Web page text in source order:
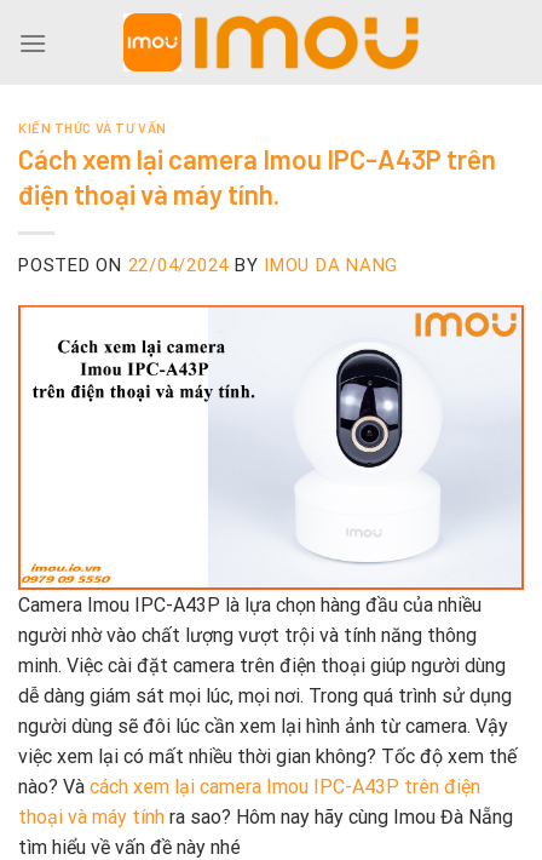
KIẾN THỨC VÀ TƯ VẤN
Cách xem lại camera Imou IPC-A43P trên
điện thoại và máy tính.
POSTED ON 22/04/2024 BY IMOU DA NANG
Camera Imou IPC-A43P là lựa chọn hàng đầu của nhiều
người nhờ vào chất lượng vượt trội và tính năng thông
minh. Việc cài đặt camera trên điện thoại giúp người dùng
dễ dàng giám sát mọi lúc, mọi nơi. Trong quá trình sử dụng
người dùng sẽ đôi lúc cần xem lại hình ảnh từ camera. Vậy
việc xem lại có mất nhiều thời gian không? Tốc độ xem thế
nào? Và cách xem lại camera Imou IPC-A43P trên điện
thoại và máy tính ra sao? Hôm nay hãy cùng Imou Đà Nẵng
tìm hiểu về vấn đề này nhé